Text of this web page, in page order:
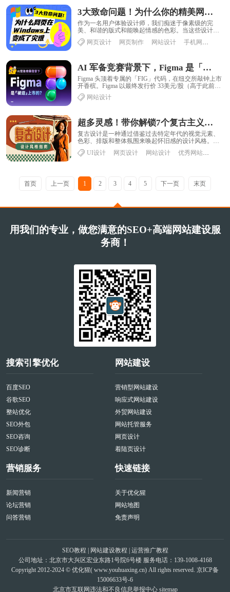
3大致命问题！为什么你的精美网页设计在Windows上变成了灾难？
作为一名用户体验设计师，我们痴迷于像素级的完
美、和谐的版式和能唤起情感的色彩。当这些设计最
终上线，被一位 Windows 用户在 Chrom......
网页设计 网页制作 网站设计 手机网站设计
AI 军备竞赛背景下，Figma 是「被迫」上市的？
Figma 头顶着专属的「FIG」代码，在纽交所敲钟上市
开香槟。Figma 以最终发行价 33美元/股（高于此前30-
32美元的目标区间），......
网站设计
超多灵感！带你解锁7个复古主义设计风格
复古设计是一种通过借鉴过去特定年代的视觉元素、
色彩、排版和整体氛围来唤起怀旧感的设计风格。它
以对历史的回溯和致敬为核心，通常通过复现某个时
代......UI设计 网页设计 网站设计 优秀网站设计
首页 上一页 1 2 3 4 5 下一页 末页
用我们的专业，做您满意的SEO+高端网站建设服
务商！
搜索引擎优化
百度SEO
谷歌SEO
整站优化
SEO外包
SEO咨询
SEO诊断
网站建设
营销型网站建设
响应式网站建设
外贸网站建设
网站托管服务
网页设计
着陆页设计
营销服务
新闻营销
论坛营销
问答营销
快速链接
关于优化猩
网站地图
免责声明
SEO教程 网站建设教程
运营推广教程
公司地址：北京市大兴区宏业东路1号院6号楼 服务电话：139-1008-4168
Copyright 2012-2024 © 优化猩( www.youhuaxing.cn) All rights reserved. 京ICP备
15006633号-6
北京市互联网违法和不良信息举报中心 sitemap